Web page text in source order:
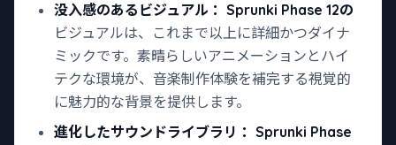
没入感のあるビジュアル ：Sprunki Phase 12の
ビジュアルは、これまで以上に詳細かつダイナ
ミックです。素晴らしいアニメーションとハイ
テクな環境が、音楽制作体験を補完する視覚的
に魅力的な背景を提供します。
進化したサウンドライブラリ ：Sprunki Phase